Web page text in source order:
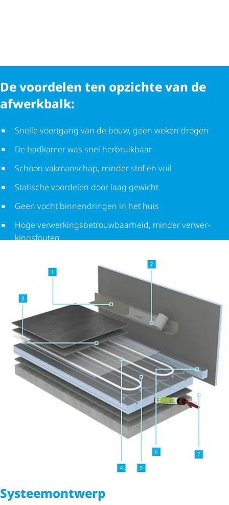
De voordelen ten opzichte van de
afwerkbalk:
Snelle voortgang van de bouw, geen weken drogen
De badkamer was snel herbruikbaar
Schoon vakmanschap, minder stof en vuil
Statische voordelen door laag gewicht
Geen vocht binnendringen in het huis
Hoge verwer­kings­be­trouw­baar­heid, minder verwer­
kings­fouten
Systeem­ont­werp